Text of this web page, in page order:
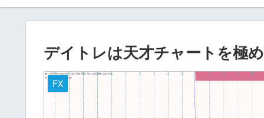
デイトレは天才チャートを極
FX